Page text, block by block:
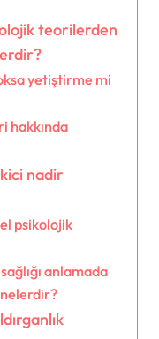
teorilerden
yetiştirme mi
hakkında
nadir
psikolojik
anlamada
nelerdir?